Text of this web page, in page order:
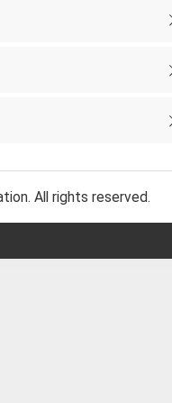
All rights reserved.